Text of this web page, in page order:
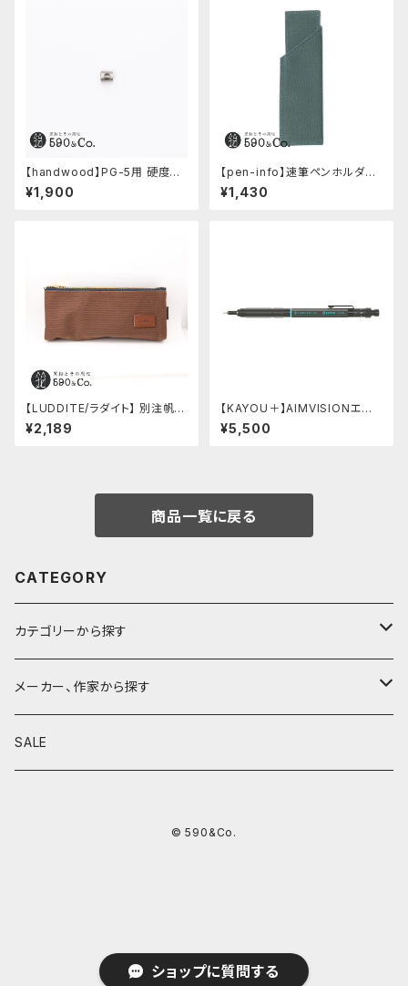
ショップに質問する
【handwood】PG-5用 硬度表
示窓 (ステンレス/六角窓)
¥1,900
【pen-info】速筆ペンホルダー
590&Co.別注色 (アクアブル
ー)
¥1,430
【LUDDITE/ラダイト】 別注帆布
ベンディペンケース (コーヒー)
¥2,189
【KAYOU＋】AIMVISIONエイ
ムビジョン (ストーンブラック)
¥5,500
商品一覧に戻る
CATEGORY
カテゴリーから探す
鉛筆
鉛筆補助軸
メーカー、作家から探す
590&Co.
シャープペンシルIII
SALE
© 590&Co.